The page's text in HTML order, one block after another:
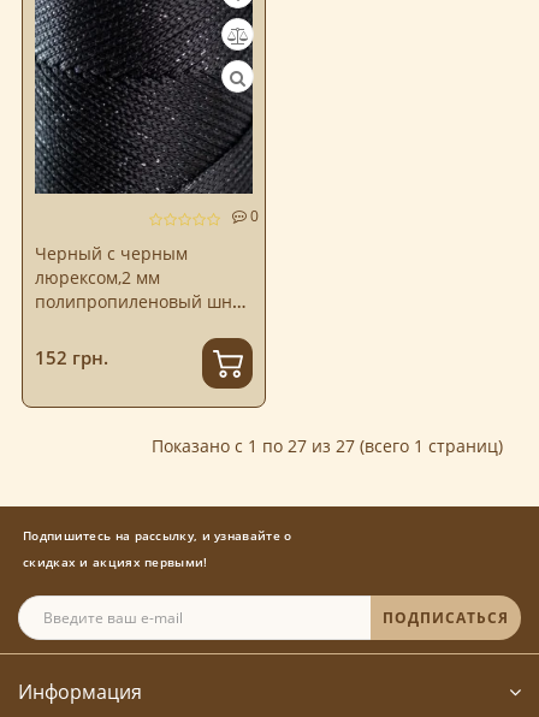
0
Черный с черным
люрексом,2 мм
полипропиленовый шнур
152 грн.
Показано с 1 по 27 из 27 (всего 1 страниц)
Подпишитесь на рассылку, и узнавайте о
скидках и акциях первыми!
ПОДПИСАТЬСЯ
Информация